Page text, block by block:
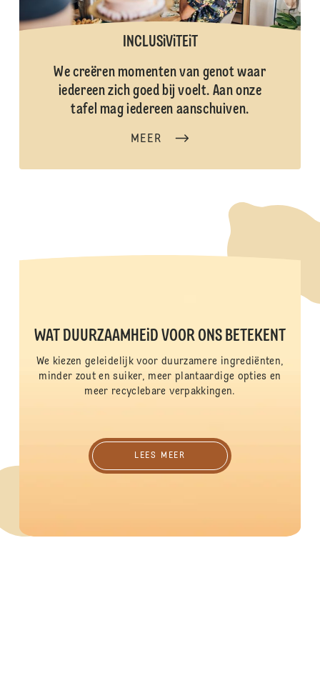
INCLUSiViTEiT
We creëren momenten van genot waar
iedereen zich goed bij voelt. Aan onze
tafel mag iedereen aanschuiven.
MEER
WAT DUURZAAMHEiD VOOR ONS BETEKENT
We kiezen geleidelijk voor duurzamere ingrediënten,
minder zout en suiker, meer plantaardige opties en
meer recyclebare verpakkingen.
LEES MEER